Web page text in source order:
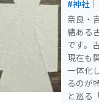
#神社
奈良・
緒ある
です。
現在も
一体化
るのが特徴です。 また、上
と巡る